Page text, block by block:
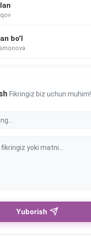
bo'l
Fikringiz biz uchun muhim!
Yuborish